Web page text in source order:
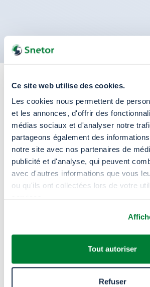
Ce site web utilise des cookies.
Les cookies nous permettent de
et les annonces, d'offrir des
médias sociaux et d'analyser notre
partageons également des
notre site avec nos partenaires de
publicité et d'analyse, qui peuvent
avec d'autres informations que vous
ou qu'ils ont collectées lors de votre
Tout autoriser
Refuser
Une gamme
matières
Fort d’une expérience de plus de
que distributeur de polymères,
continuellement nos opérations
l’international. Pour chaque
travers d’une gamme complète
plastiques, allant des polyoléfines
thermoplastiques techniques.